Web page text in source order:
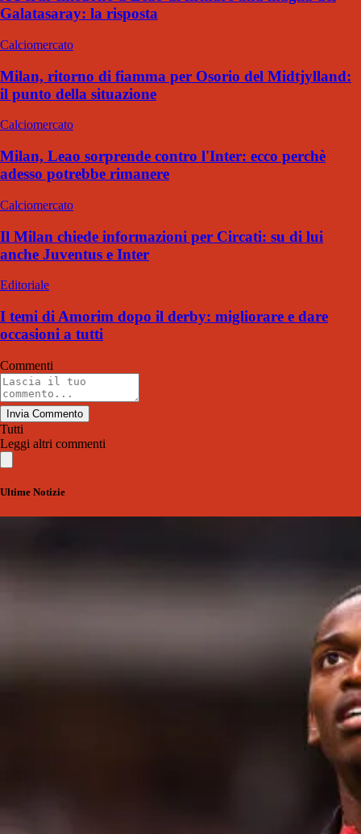
Galatasaray: la risposta
Calciomercato
Milan, ritorno di fiamma per Osorio del Midtjylland:
il punto della situazione
Calciomercato
Milan, Leao sorprende contro l'Inter: ecco perchè
adesso potrebbe rimanere
Calciomercato
Il Milan chiede informazioni per Circati: su di lui
anche Juventus e Inter
Editoriale
I temi di Amorim dopo il derby: migliorare e dare
occasioni a tutti
Commenti
Invia Commento
Tutti
Leggi altri commenti
Ultime Notizie